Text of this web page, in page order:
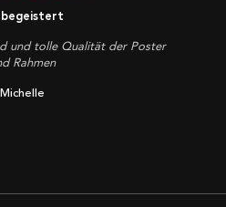
begeistert
und tolle Qualität der Poster
Rahmen
Michelle